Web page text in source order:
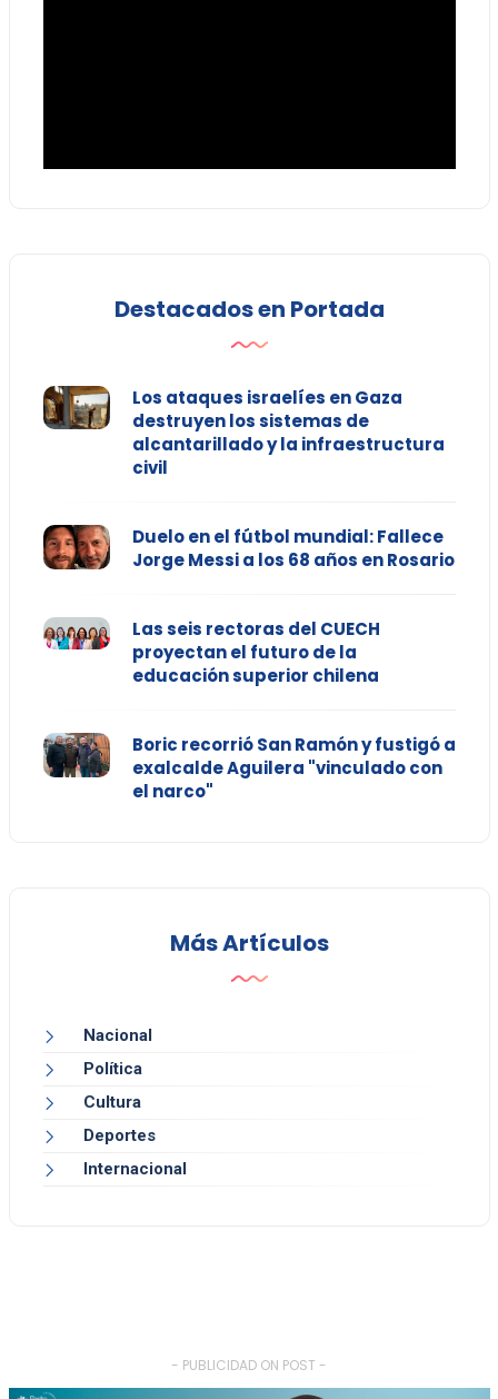
Destacados en Portada
Los ataques israelíes en Gaza
destruyen los sistemas de
alcantarillado y la infraestructura
civil
Duelo en el fútbol mundial: Fallece
Jorge Messi a los 68 años en Rosario
Las seis rectoras del CUECH
proyectan el futuro de la
educación superior chilena
Boric recorrió San Ramón y fustigó a
exalcalde Aguilera "vinculado con
el narco"
Más Artículos
Nacional
Política
Cultura
Deportes
Internacional
- PUBLICIDAD ON POST -